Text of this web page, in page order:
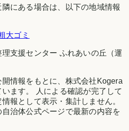
にある場合は、以下の地域情報
大ゴミ
理支援センター ふれあいの丘（運
情報をもとに、株式会社Kogera
ます。 人による確認が完了して
報として表示・集計しません。
治体公式ページで最新の内容を